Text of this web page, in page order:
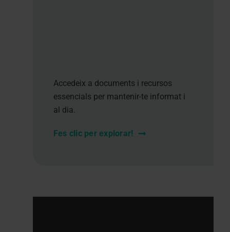
Accedeix a documents i recursos
essencials per mantenir-te informat i
al dia.
Fes clic per explorar!